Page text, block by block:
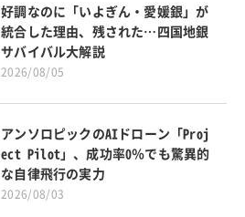
好調なのに「いよぎん・愛媛銀」が
統合した理由、残された…四国地銀
サバイバル大解説
2026/08/05
アンソロピックのAIドローン「Proj
ect Pilot」、成功率0％でも驚異的
な自律飛行の実力
2026/08/03